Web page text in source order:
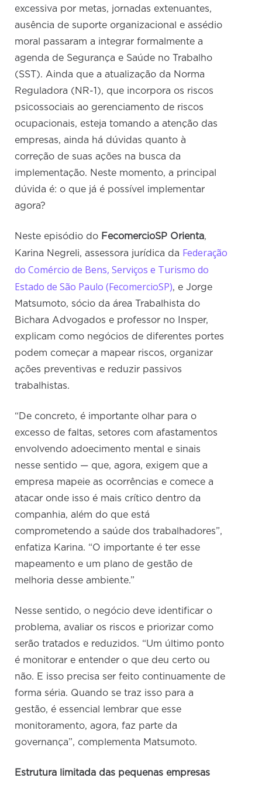
excessiva por metas, jornadas extenuantes,
ausência de suporte organizacional e assédio
moral passaram a integrar formalmente a
agenda de Segurança e Saúde no Trabalho
(SST). Ainda que a atualização da Norma
Reguladora (NR-1), que incorpora os riscos
psicossociais ao gerenciamento de riscos
ocupacionais, esteja tomando a atenção das
empresas, ainda há dúvidas quanto à
correção de suas ações na busca da
implementação. Neste momento, a principal
dúvida é: o que já é possível implementar
agora?
Neste episódio do FecomercioSP Orienta,
Karina Negreli, assessora jurídica da Federação
do Comércio de Bens, Serviços e Turismo do
Estado de São Paulo (FecomercioSP), e Jorge
Matsumoto, sócio da área Trabalhista do
Bichara Advogados e professor no Insper,
explicam como negócios de diferentes portes
podem começar a mapear riscos, organizar
ações preventivas e reduzir passivos
trabalhistas.
“De concreto, é importante olhar para o
excesso de faltas, setores com afastamentos
envolvendo adoecimento mental e sinais
nesse sentido — que, agora, exigem que a
empresa mapeie as ocorrências e comece a
atacar onde isso é mais crítico dentro da
companhia, além do que está
comprometendo a saúde dos trabalhadores”,
enfatiza Karina. “O importante é ter esse
mapeamento e um plano de gestão de
melhoria desse ambiente.”
Nesse sentido, o negócio deve identificar o
problema, avaliar os riscos e priorizar como
serão tratados e reduzidos. “Um último ponto
é monitorar e entender o que deu certo ou
não. E isso precisa ser feito continuamente de
forma séria. Quando se traz isso para a
gestão, é essencial lembrar que esse
monitoramento, agora, faz parte da
governança”, complementa Matsumoto.
Estrutura limitada das pequenas empresas